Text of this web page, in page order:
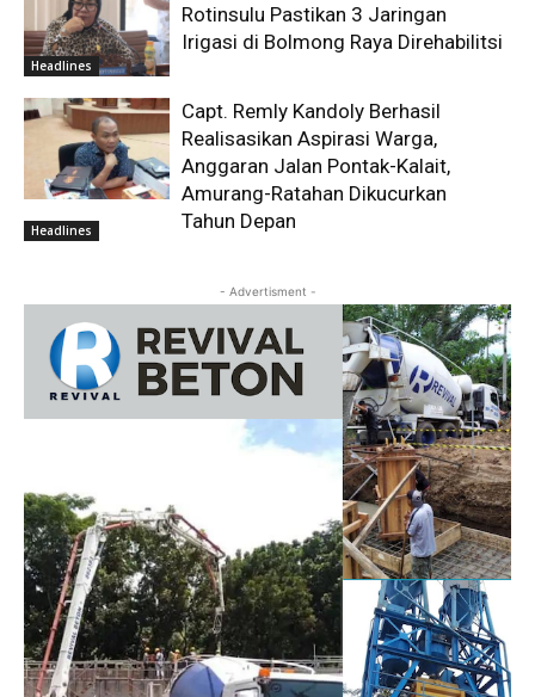
Headlines
Rotinsulu Pastikan 3 Jaringan
Irigasi di Bolmong Raya Direhabilitsi
Headlines
Capt. Remly Kandoly Berhasil
Realisasikan Aspirasi Warga,
Anggaran Jalan Pontak-Kalait,
Amurang-Ratahan Dikucurkan
Tahun Depan
- Advertisment -